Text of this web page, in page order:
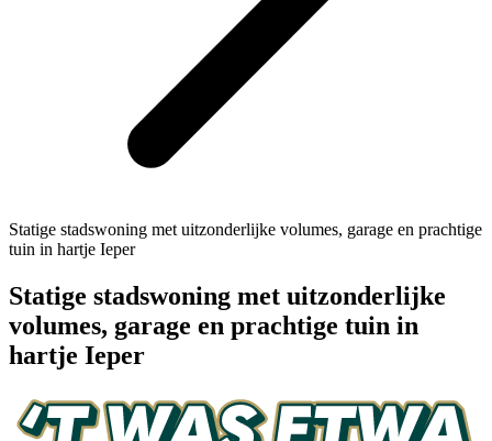
Statige stadswoning met uitzonderlijke volumes, garage en prachtige
tuin in hartje Ieper
Statige stadswoning met uitzonderlijke
volumes, garage en prachtige tuin in
hartje Ieper